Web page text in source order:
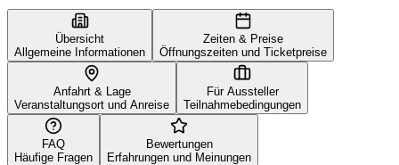
Übersicht
Allgemeine Informationen
Zeiten & Preise
Öffnungszeiten und Ticketpreise
Anfahrt & Lage
Veranstaltungsort und Anreise
Für Aussteller
Teilnahmebedingungen
FAQ
Häufige Fragen
Bewertungen
Erfahrungen und Meinungen